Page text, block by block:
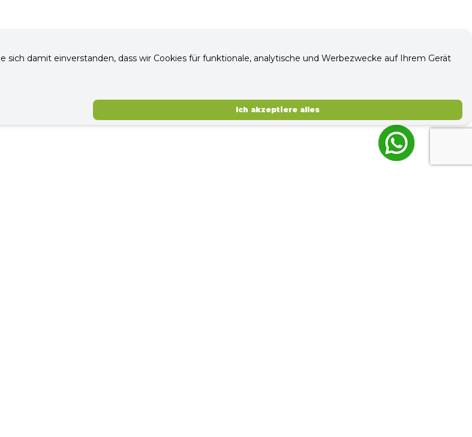
sich damit einverstanden, dass wir Cookies für funktionale, analytische und Werbezwecke auf Ihrem Gerät
Ich akzeptiere alles